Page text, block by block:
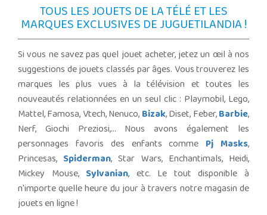
TOUS LES JOUETS DE LA TÉLÉ ET LES
MARQUES EXCLUSIVES DE JUGUETILANDIA !
Si vous ne savez pas quel jouet acheter, jetez un œil à nos
suggestions de jouets classés par âges. Vous trouverez les
marques les plus vues à la télévision et toutes les
nouveautés relationnées en un seul clic : Playmobil, Lego,
Mattel, Famosa, Vtech, Nenuco,Bizak, Diset, Feber,Barbie,
Nerf, Giochi Preziosi,... Nous avons également les
personnages favoris des enfants comme Pj Masks,
Princesas, Spiderman, Star Wars, Enchantimals, Heidi,
Mickey Mouse, Sylvanian, etc. Le tout disponible à
n'importe quelle heure du jour à travers notre magasin de
jouets en ligne !